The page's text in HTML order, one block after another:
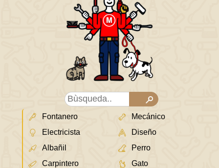
Fontanero
Electricista
Albañil
Carpintero
Mecánico
Diseño
Perro
Gato